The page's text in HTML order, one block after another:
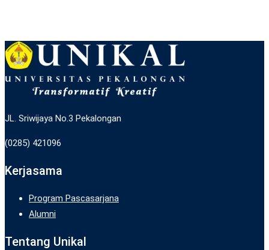
JL. Sriwijaya No.3 Pekalongan
(0285) 421096
Kerjasama
Program Pascasarjana
Alumni
Tentang Unikal